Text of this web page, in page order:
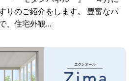
りのご紹介をします。 豊富なパ
、住宅外観...